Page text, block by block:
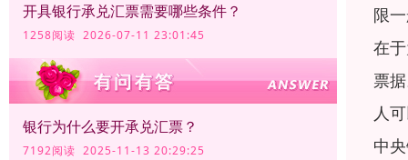
开具银行承兑汇票需要哪些条件？
1258阅读 2026-07-11 23:01:45
银行为什么要开承兑汇票？
7192阅读 2025-11-13 20:29:25
限
在
票
人
中